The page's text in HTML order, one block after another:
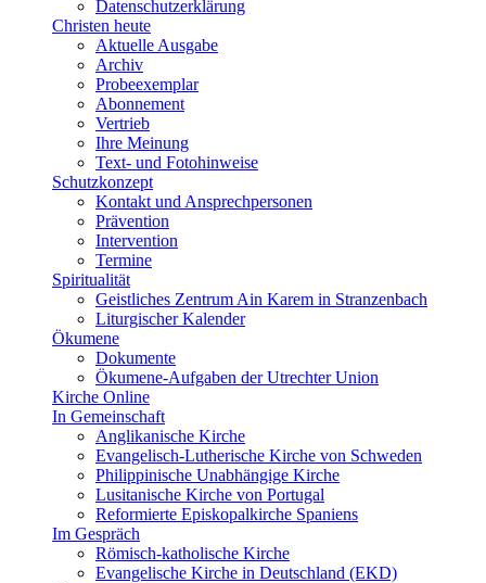
Datenschutzerklärung
Christen heute
Aktuelle Ausgabe
Archiv
Probeexemplar
Abonnement
Vertrieb
Ihre Meinung
Text- und Fotohinweise
Schutzkonzept
Kontakt und Ansprechpersonen
Prävention
Intervention
Termine
Spiritualität
Geistliches Zentrum Ain Karem in Stranzenbach
Liturgischer Kalender
Ökumene
Dokumente
Ökumene-Aufgaben der Utrechter Union
Kirche Online
In Gemeinschaft
Anglikanische Kirche
Evangelisch-Lutherische Kirche von Schweden
Philippinische Unabhängige Kirche
Lusitanische Kirche von Portugal
Reformierte Episkopalkirche Spaniens
Im Gespräch
Römisch-katholische Kirche
Evangelische Kirche in Deutschland (EKD)